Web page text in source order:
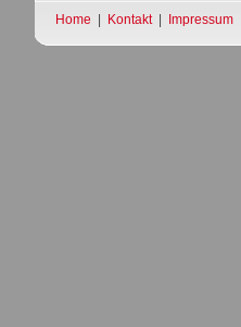
Home | Kontakt| Impressum